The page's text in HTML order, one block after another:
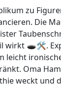
zu
Die
wirkt 🕳️🛠️.
leicht
Oma
weckt und